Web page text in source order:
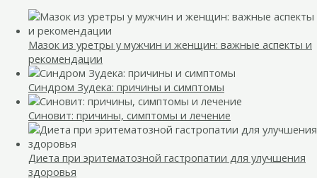
Мазок из уретры у мужчин и женщин: важные аспекты и
рекомендации
Синдром Зудека: причины и симптомы
Синовит: причины, симптомы и лечение
Диета при эритематозной гастропатии для улучшения
здоровья